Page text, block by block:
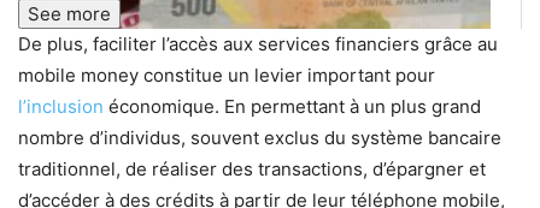
See more
De plus, faciliter l’accès aux services financiers grâce au
mobile money constitue un levier important pour
l’inclusion économique. En permettant à un plus grand
nombre d’individus, souvent exclus du système bancaire
traditionnel, de réaliser des transactions, d’épargner et
d’accéder à des crédits à partir de leur téléphone mobile,